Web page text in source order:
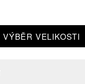
VÝBĚR VELIKOSTI